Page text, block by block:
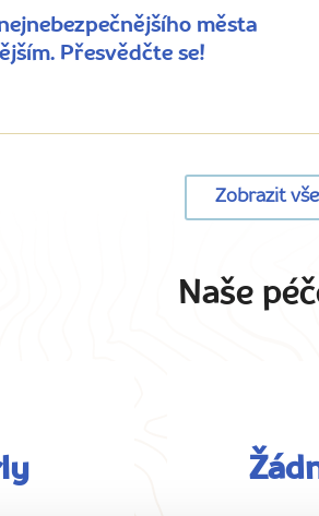
města
Přesvědčte se!
Zobrazit
Naše